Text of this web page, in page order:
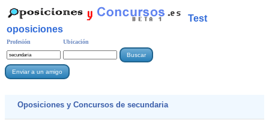
Test
oposiciones
Profesión Ubicación
Oposiciones y Concursos de secundaria